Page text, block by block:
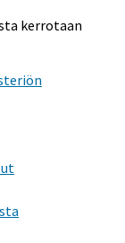
kerrotaan